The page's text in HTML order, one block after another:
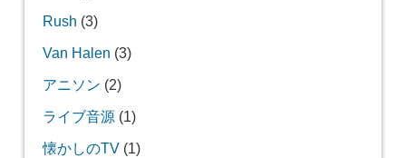
Rush (3)
Van Halen (3)
アニソン (2)
ライブ音源(1)
懐かしのTV(1)